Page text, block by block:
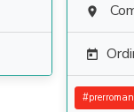


#